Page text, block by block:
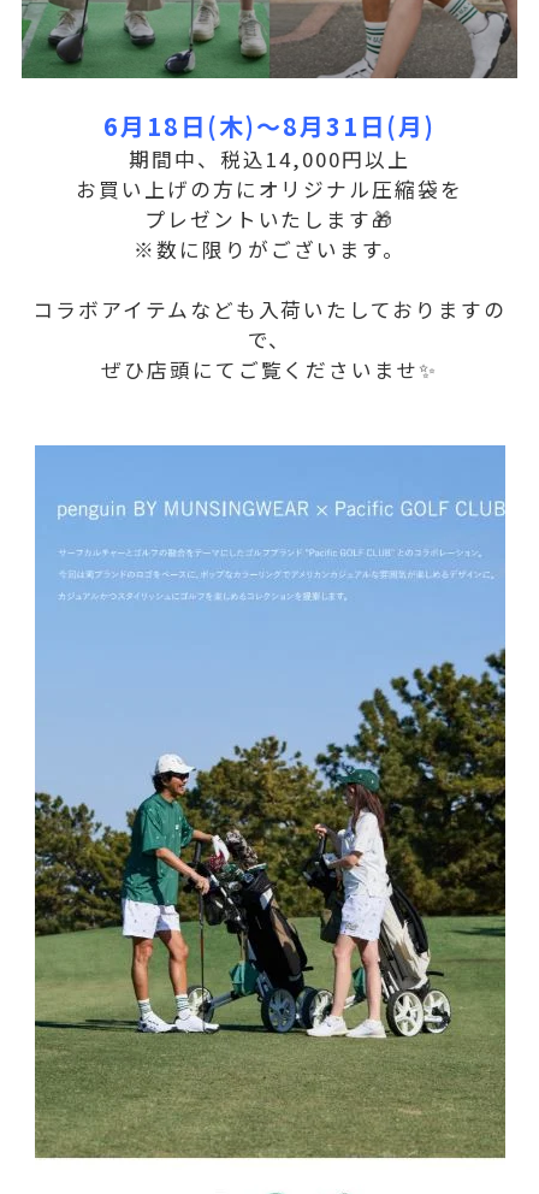
6月18日(木)〜8月31日(月)
期間中、税込14,000円以上
お買い上げの方にオリジナル圧縮袋を
プレゼントいたします🎁
※数に限りがございます。
コラボアイテムなども入荷いたしておりますの
で、
ぜひ店頭にてご覧くださいませ✨